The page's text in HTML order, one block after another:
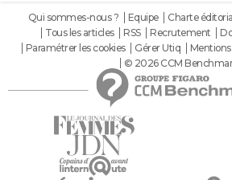
Qui sommes-nous ? Equipe Charte
Tous les articles
RSS Recrutement
Paramétrer les cookies
Gérer Utiq
© 2026 CCM